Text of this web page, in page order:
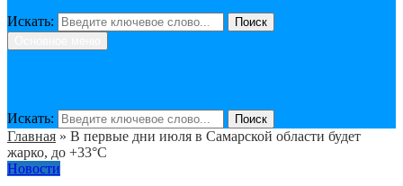
Искать:
Поиск
Искать: Поиск
Главная » В первые дни июля в Самарской области будет
жарко, до +33°С
Новости